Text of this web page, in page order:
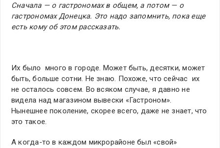
Сначала — о гастрономах в общем, а потом — о
гастрономах Донецка. Это надо запомнить, пока еще
есть кому об этом рассказать.
Их было много в городе. Может быть, десятки, может
быть, больше сотни. Не знаю. Похоже, что сейчас их
не осталось совсем. Во всяком случае, я давно не
видела над магазином вывески «Гастроном».
Нынешнее поколение, скорее всего, даже не знает, что
это такое.
А когда-то в каждом микрорайоне был «свой»